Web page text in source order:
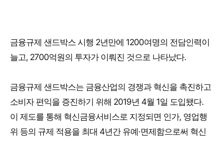
금융규제 샌드박스 시행 2년만에 1200여명의 전담인력이
늘고, 2700억원의 투자가 이뤄진 것으로 나타났다.
금융규제 샌드박스는 금융산업의 경쟁과 혁신을 촉진하고
소비자 편익을 증진하기 위해 2019년 4월 1일 도입됐다.
이 제도를 통해 혁신금융서비스로 지정되면 인가, 영업행
위 등의 규제 적용을 최대 4년간 유예·면제함으로써 혁신